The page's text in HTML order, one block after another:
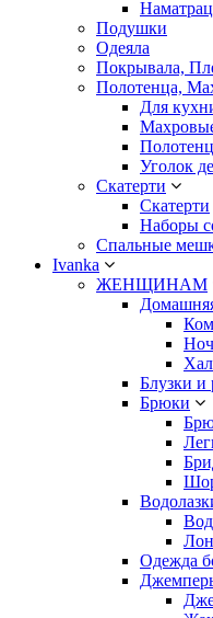
Подушки
Одеяла
Покрывала,
Полотенца,
Для
Уголок
Скатерти
Скатерти
Наборы
Спальные
Ivanka
ЖЕНЩИНАМ
Блузки и
Брюки
Одежда